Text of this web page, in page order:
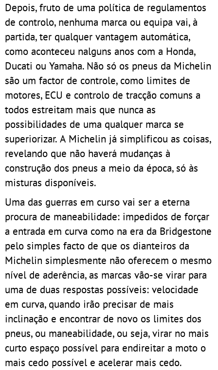
Depois, fruto de uma política de regulamentos
de controlo, nenhuma marca ou equipa vai, à
partida, ter qualquer vantagem automática,
como aconteceu nalguns anos com a Honda,
Ducati ou Yamaha. Não só os pneus da Michelin
são um factor de controle, como limites de
motores, ECU e controlo de tracção comuns a
todos estreitam mais que nunca as
possibilidades de uma qualquer marca se
superiorizar. A Michelin já simplificou as coisas,
revelando que não haverá mudanças à
construção dos pneus a meio da época, só às
misturas disponíveis.
Uma das guerras em curso vai ser a eterna
procura de maneabilidade: impedidos de forçar
a entrada em curva como na era da Bridgestone
pelo simples facto de que os dianteiros da
Michelin simplesmente não oferecem o mesmo
nível de aderência, as marcas vão-se virar para
uma de duas respostas possíveis: velocidade
em curva, quando irão precisar de mais
inclinação e encontrar de novo os limites dos
pneus, ou maneabilidade, ou seja, virar no mais
curto espaço possível para endireitar a moto o
mais cedo possível e acelerar mais cedo.